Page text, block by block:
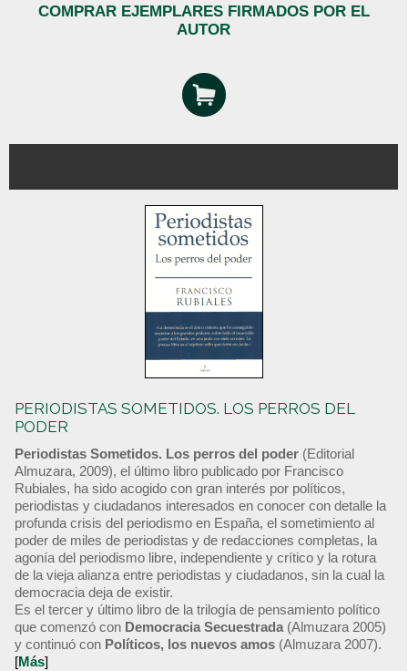
COMPRAR EJEMPLARES FIRMADOS POR EL
AUTOR
PERIODISTAS SOMETIDOS. LOS PERROS DEL
PODER
Periodistas Sometidos. Los perros del poder (Editorial
Almuzara, 2009), el último libro publicado por Francisco
Rubiales, ha sido acogido con gran interés por políticos,
periodistas y ciudadanos interesados en conocer con detalle la
profunda crisis del periodismo en España, el sometimiento al
poder de miles de periodistas y de redacciones completas, la
agonía del periodismo libre, independiente y crítico y la rotura
de la vieja alianza entre periodistas y ciudadanos, sin la cual la
democracia deja de existir.
Es el tercer y último libro de la trilogía de pensamiento político
que comenzó con Democracia Secuestrada (Almuzara 2005)
y continuó con Políticos, los nuevos amos (Almuzara 2007).
[Más]